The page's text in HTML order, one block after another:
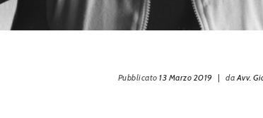
Pubblicato 13 Marzo 2019 | daAvv.